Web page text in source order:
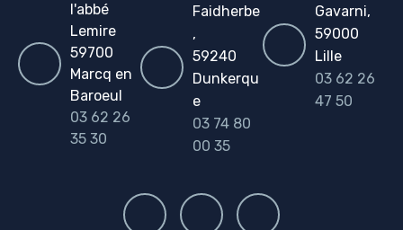
l'abbé
Lemire
59700
Marcq en
Baroeul
03 62 26
35 30
Faidherbe
,
59240
Dunkerqu
e
03 74 80
00 35
Gavarni,
59000
Lille
03 62 26
47 50